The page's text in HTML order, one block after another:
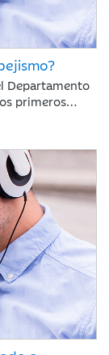
Departamento
primeros
el